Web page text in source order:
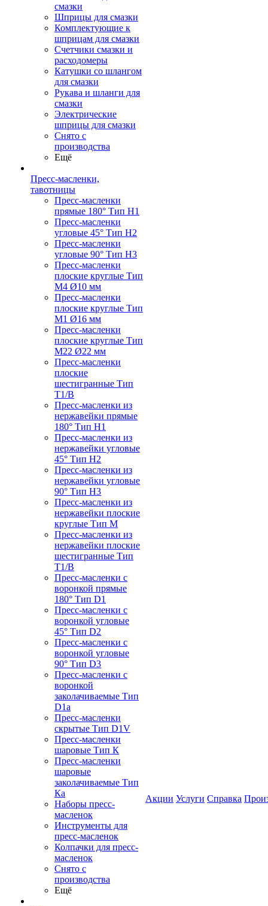
смазки
Шприцы для смазки
Комплектующие к
шприцам для смазки
Счетчики смазки и
расходомеры
Катушки со шлангом
для смазки
Рукава и шланги для
смазки
Электрические
шприцы для смазки
Снято с
производства
Ещё
Пресс-масленки,
тавотницы
Пресс-масленки
прямые 180° Тип H1
Пресс-масленки
угловые 45° Тип H2
Пресс-масленки
угловые 90° Тип H3
Пресс-масленки
плоские круглые Тип
M4 Ø10 мм
Пресс-масленки
плоские круглые Тип
M1 Ø16 мм
Пресс-масленки
плоские круглые Тип
M22 Ø22 мм
Пресс-масленки
плоские
шестигранные Тип
T1/B
Пресс-масленки из
нержавейки прямые
180° Тип H1
Пресс-масленки из
нержавейки угловые
45° Тип H2
Пресс-масленки из
нержавейки угловые
90° Тип H3
Пресс-масленки из
нержавейки плоские
круглые Тип M
Пресс-масленки из
нержавейки плоские
шестигранные Тип
T1/B
Пресс-масленки с
воронкой прямые
180° Тип D1
Пресс-масленки с
воронкой угловые
45° Тип D2
Пресс-масленки с
воронкой угловые
90° Тип D3
Пресс-масленки с
воронкой
заколачиваемые Тип
D1a
Пресс-масленки
скрытые Тип D1V
Пресс-масленки
шаровые Тип К
Пресс-масленки
шаровые
заколачиваемые Тип
Кa
Наборы пресс-
масленок
Инструменты для
пресс-масленок
Колпачки для пресс-
масленок
Снято с
производства
Ещё
Акции Услуги Справка